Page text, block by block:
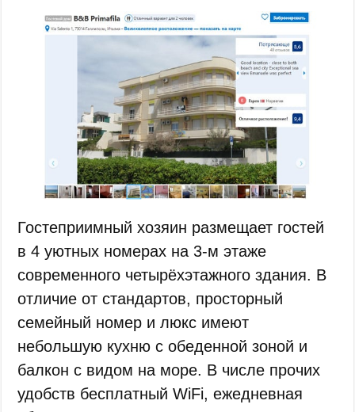
Гостеприимный хозяин размещает гостей
в 4 уютных номерах на 3-м этаже
современного четырёхэтажного здания. В
отличие от стандартов, просторный
семейный номер и люкс имеют
небольшую кухню с обеденной зоной и
балкон с видом на море. В числе прочих
удобств бесплатный WiFi, ежедневная